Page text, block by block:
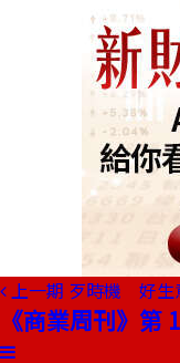
上一期 歹時機 好生
《商業周刊》第